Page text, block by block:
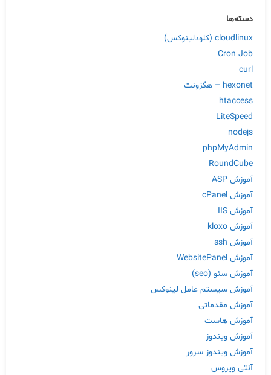
دسته‌ها
cloudlinux (کلودلینوکس)
Cron Job
curl
hexonet – هگزونت
htaccess
LiteSpeed
nodejs
phpMyAdmin
RoundCube
آموزش ASP
آموزش cPanel
آموزش IIS
آموزش kloxo
آموزش ssh
آموزش WebsitePanel
آموزش سئو (seo)
آموزش سیستم عامل لینوکس
آموزش مقدماتی
آموزش هاست
آموزش ویندوز
آموزش ویندوز سرور
آنتی ویروس